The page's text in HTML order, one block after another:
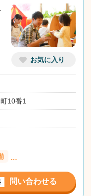
お気に入り
10番1
…
問い合わせる